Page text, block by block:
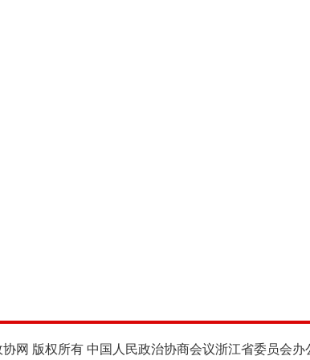
网 版权所有 中国人民政治协商会议浙江省委员会办